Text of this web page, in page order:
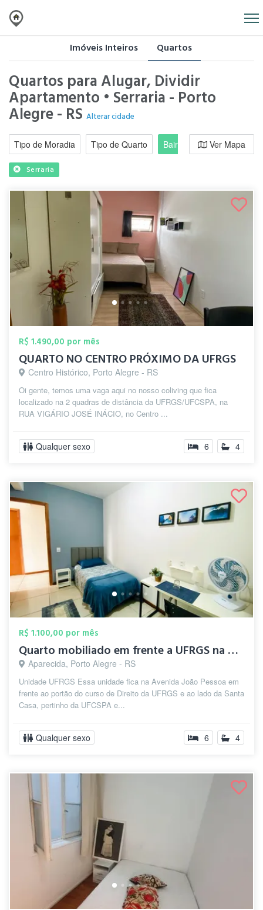
Imóveis Inteiros Quartos
Quartos para Alugar, Dividir
Apartamento • Serraria - Porto
Alegre - RS Alterar cidade
Tipo de Moradia Tipo de Quarto Bairro / RegiãoVer Mapa
Serraria
R$ 1.490,00 por mês
QUARTO NO CENTRO PRÓXIMO DA UFRGS
Centro Histórico, Porto Alegre - RS
Oi gente, temos uma vaga aqui no nosso coliving que fica
localizado na 2 quadras de distância da UFRGS/UFCSPA, na
RUA VIGÁRIO JOSÉ INÁCIO, no Centro ...
Qualquer sexo 6 4
R$ 1.100,00 por mês
Quarto mobiliado em frente a UFRGS na Ci...
Aparecida, Porto Alegre - RS
Unidade UFRGS Essa unidade fica na Avenida João Pessoa em
frente ao portão do curso de Direito da UFRGS e ao lado da Santa
Casa, pertinho da UFCSPA e...
Qualquer sexo 6 4